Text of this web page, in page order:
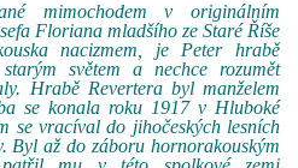
mimochodem v originálním
Floriana mladšího ze Staré Říše
nacizmem, je Peter hrabě
světem a nechce rozumět
Hrabě Revertera byl manželem
se konala roku 1917 v Hluboké
se vracíval do jihočeských lesních
Byl až do záboru hornorakouským